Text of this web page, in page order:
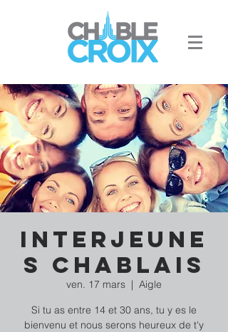
Interjeune
s Chablais
ven. 17 mars
  |
Aigle
Si tu as entre 14 et 30 ans, tu y es le
bienvenu et nous serons heureux de t'y